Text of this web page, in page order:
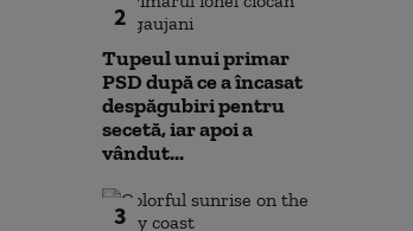
2
Tupeul unui primar
PSD după ce a încasat
despăgubiri pentru
secetă, iar apoi a
vândut...
3